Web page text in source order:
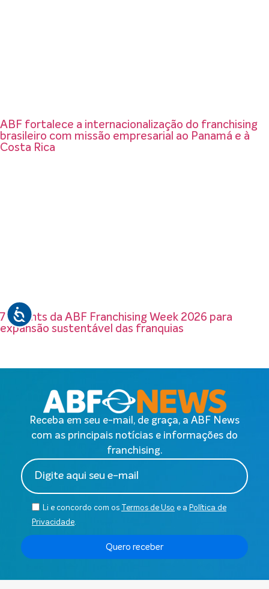
ABF fortalece a internacionalização do franchising
brasileiro com missão empresarial ao Panamá e à
Costa Rica
7 insights da ABF Franchising Week 2026 para
expansão sustentável das franquias
Receba em seu e-mail, de graça, a ABF News
com as principais notícias e informações do
franchising.
Li e concordo com os Termos de Uso e a Política de
Privacidade.
Quero receber